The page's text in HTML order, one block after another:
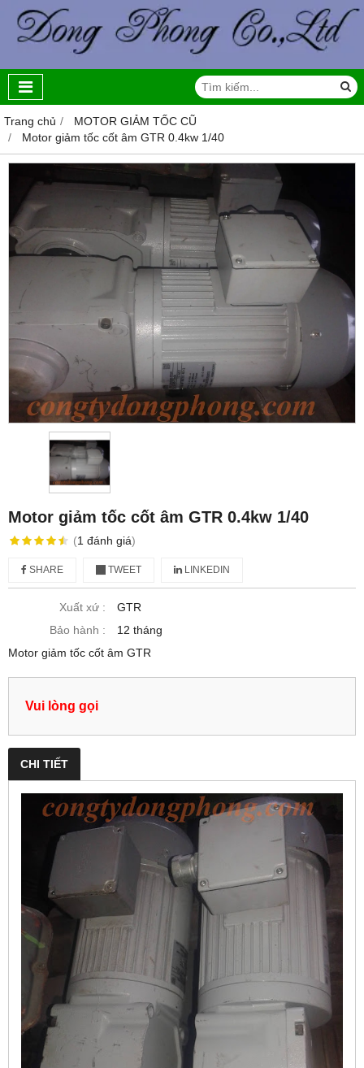
Trang chủ
MOTOR GIẢM TỐC CŨ
Motor giảm tốc cốt âm GTR 0.4kw 1/40
Motor giảm tốc cốt âm GTR 0.4kw 1/40
(1 đánh giá)
SHARE TWEET LINKEDIN
Xuất xứ :
GTR
Bảo hành :
12 tháng
Motor giảm tốc cốt âm GTR
Vui lòng gọi
CHI TIẾT